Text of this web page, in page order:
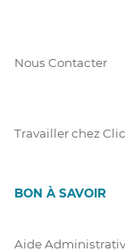
Nous Contacter
Travailler chez
BON À SAVOIR
Aide